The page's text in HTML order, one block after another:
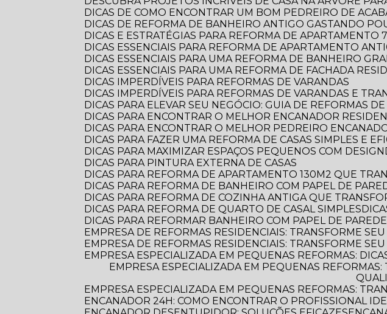
DICAS DE COMO ENCONTRAR UM BOM PEDREIRO DE
DICAS DE REFORMA DE BANHEIRO ANTIGO GASTANDO
DICAS E ESTRATÉGIAS PARA REFORMA DE APARTAMENTO
DICAS ESSENCIAIS PARA REFORMA DE APARTAMENTO
DICAS ESSENCIAIS PARA UMA REFORMA DE BANHEIRO
DICAS ESSENCIAIS PARA UMA REFORMA DE FACHADA
DICAS IMPERDÍVEIS PARA REFORMAS DE VARANDAS
DICAS IMPERDÍVEIS PARA REFORMAS DE VARANDAS E
DICAS PARA ELEVAR SEU NEGÓCIO: GUIA DE REFORMAS
DICAS PARA ENCONTRAR O MELHOR ENCANADOR
DICAS PARA ENCONTRAR O MELHOR PEDREIRO
DICAS PARA FAZER UMA REFORMA DE CASAS SIMPLES E
DICAS PARA MAXIMIZAR ESPAÇOS PEQUENOS COM DESIGN
DICAS PARA PINTURA EXTERNA DE CASAS
DICAS PARA REFORMA DE APARTAMENTO 130M2 QUE
DICAS PARA REFORMA DE BANHEIRO COM PAPEL DE
DICAS PARA REFORMA DE COZINHA ANTIGA QUE
DICAS PARA REFORMA DE QUARTO DE CASAL SIMPLES
DICAS PARA REFORMAR BANHEIRO COM PAPEL DE
EMPRESA DE REFORMAS RESIDENCIAIS: TRANSFORME SEU
EMPRESA DE REFORMAS RESIDENCIAIS: TRANSFORME
EMPRESA ESPECIALIZADA EM PEQUENAS REFORMAS:
EMPRESA ESPECIALIZADA EM PEQUENAS REFORMAS: TRANSFORME SEU ESPAÇO COM PROFISSIONALISMO E
EMPRESA ESPECIALIZADA EM PEQUENAS REFORMAS:
ENCANADOR 24H: COMO ENCONTRAR O PROFISSIONAL